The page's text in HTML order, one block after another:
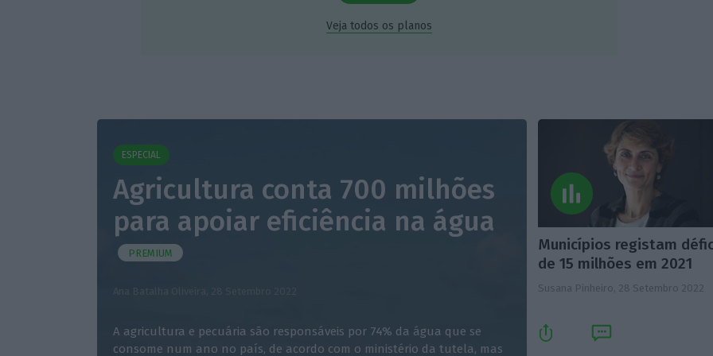
Veja todos os planos
ESPECIAL
Agricultura conta 700 milhões
para apoiar eficiência na água
PREMIUM
Ana Batalha Oliveira,
A agricultura e pecuária são responsáveis por 74% da água que se
consome num ano no país, de acordo com o ministério da tutela, mas
Municípios registam
de 15 milhões em 2021
Susana Pinheiro, 28 Setembro 2022